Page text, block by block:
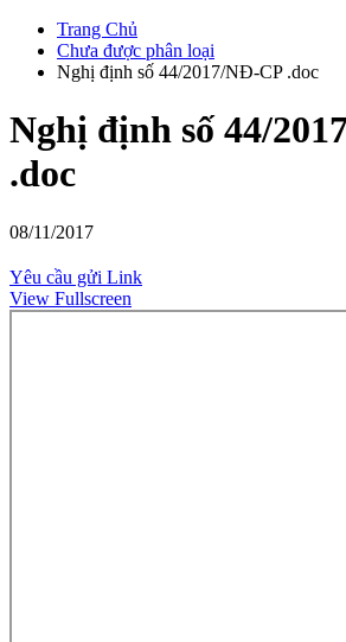
Trang Chủ
Chưa được phân loại
Nghị định số 44/2017/NĐ-CP .doc
Nghị định số 44/
.doc
08/11/2017
Yêu cầu gửi Link
View Fullscreen